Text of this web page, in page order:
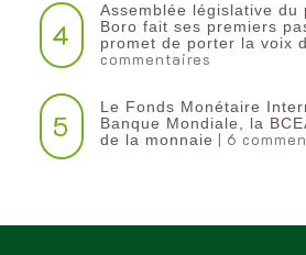
4
Assemblée législative du
Boro fait ses premiers
promet de porter la voix
commentaires
5
Le Fonds Monétaire
Banque Mondiale, la
de la monnaie | 6